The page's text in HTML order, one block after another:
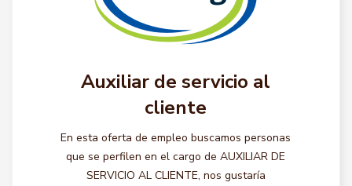
Auxiliar de servicio al
cliente
En esta oferta de empleo buscamos personas
que se perfilen en el cargo de AUXILIAR DE
SERVICIO AL CLIENTE, nos gustaría